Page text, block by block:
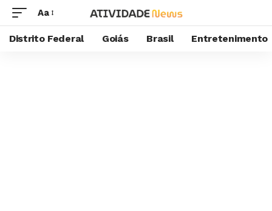
Aa
Distrito Federal Goiás Brasil Entretenimento